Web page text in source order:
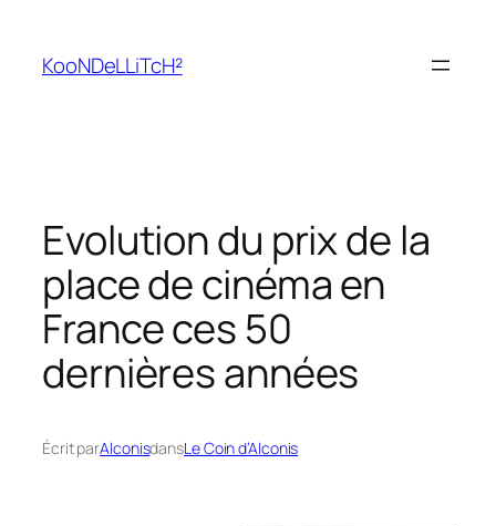
contenu
KooNDeLLiTcH²
Evolution du prix de la
place de cinéma en
France ces 50
dernières années
Écrit parAlconisdansLe Coin d’Alconis